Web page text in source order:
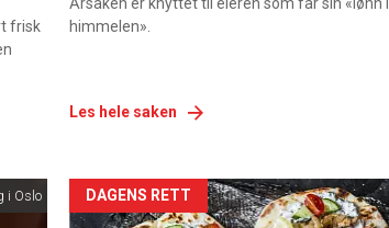
frisk
himmelen».
Les hele saken
i Oslo
Forsiden
DAGENS RETT